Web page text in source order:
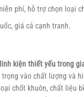
phí, hỗ trợ chọn loại
giá cả cạnh tranh.
linh kiện thiết yếu trong
trọng vào chất lượng và
chốt khuôn, chất liệu